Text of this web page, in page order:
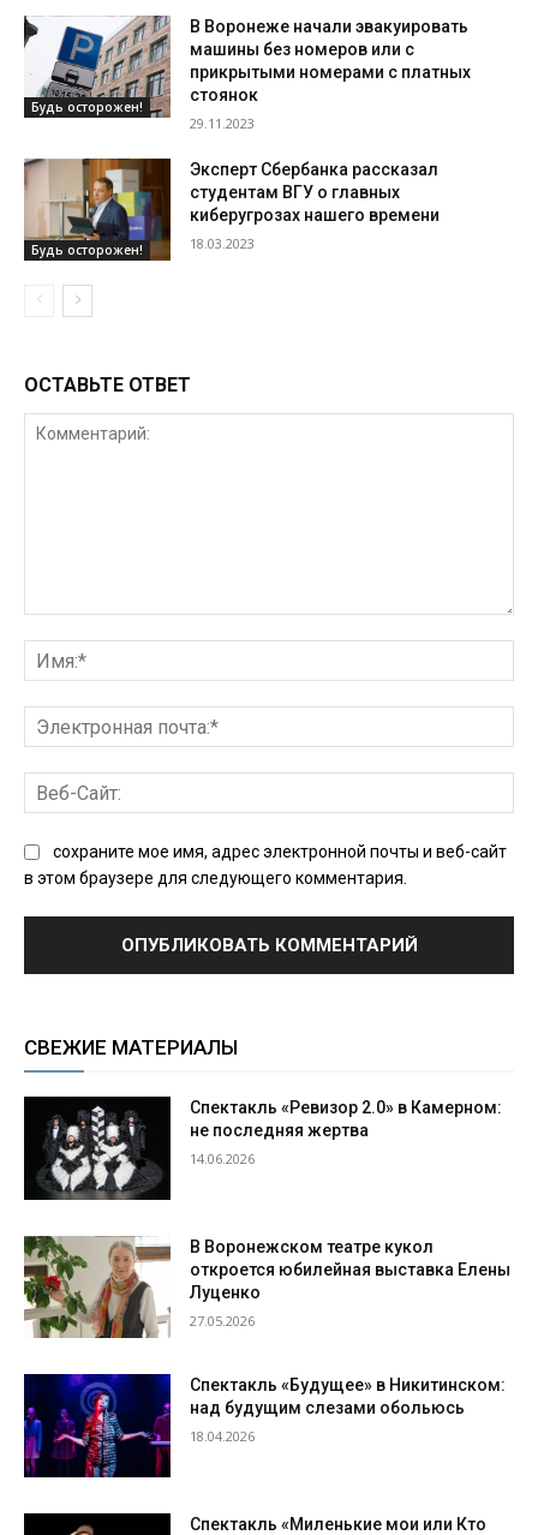
Будь осторожен!
В Воронеже начали эвакуировать
машины без номеров или с
прикрытыми номерами с платных
стоянок
29.11.2023
Будь осторожен!
Эксперт Сбербанка рассказал
студентам ВГУ о главных
киберугрозах нашего времени
18.03.2023
ОСТАВЬТЕ ОТВЕТ
сохраните мое имя, адрес электронной почты и веб-сайт
в этом браузере для следующего комментария.
СВЕЖИЕ МАТЕРИАЛЫ
Спектакль «Ревизор 2.0» в Камерном:
не последняя жертва
14.06.2026
В Воронежском театре кукол
откроется юбилейная выставка Елены
Луценко
27.05.2026
Спектакль «Будущее» в Никитинском:
над будущим слезами обольюсь
18.04.2026
Спектакль «Миленькие мои или Кто